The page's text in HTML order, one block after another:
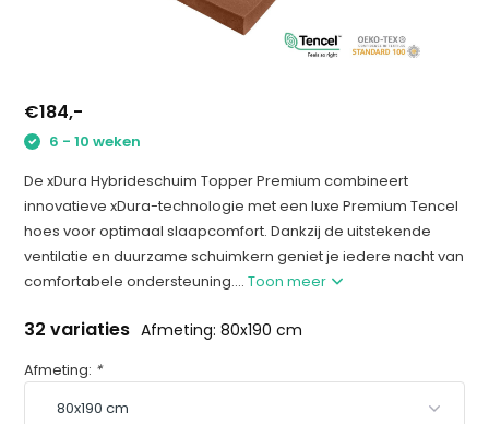
€184,-
6 - 10 weken
De xDura Hybrideschuim Topper Premium combineert
innovatieve xDura-technologie met een luxe Premium Tencel
hoes voor optimaal slaapcomfort. Dankzij de uitstekende
ventilatie en duurzame schuimkern geniet je iedere nacht van
comfortabele ondersteuning....Toon meer
32 variaties Afmeting: 80x190 cm
Afmeting: *